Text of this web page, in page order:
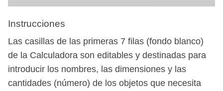
Instrucciones
Las casillas de las primeras 7 filas (fondo blanco)
de la Calculadora son editables y destinadas para
introducir los nombres, las dimensiones y las
cantidades (número) de los objetos que necesita